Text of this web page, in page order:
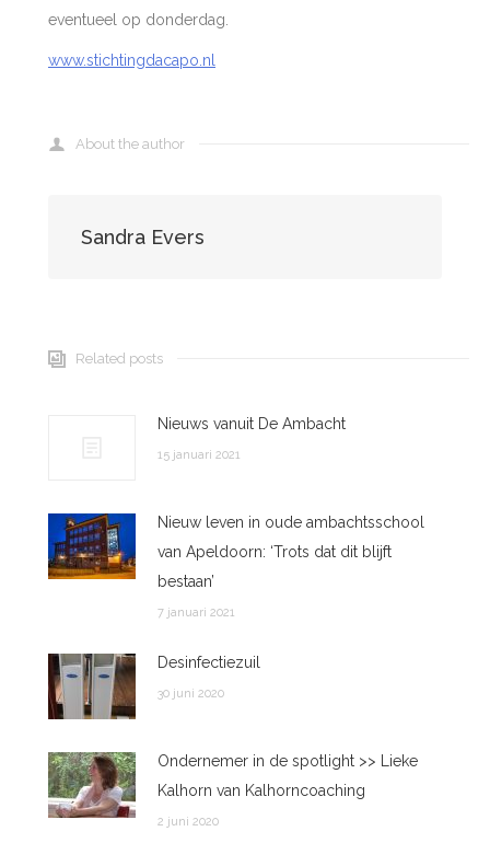
eventueel op donderdag.
www.stichtingdacapo.nl
About the author
Sandra Evers
Related posts
Nieuws vanuit De Ambacht
15 januari 2021
Nieuw leven in oude ambachtsschool
van Apeldoorn: ‘Trots dat dit blijft
bestaan’
7 januari 2021
Desinfectiezuil
30 juni 2020
Ondernemer in de spotlight >> Lieke
Kalhorn van Kalhorncoaching
2 juni 2020